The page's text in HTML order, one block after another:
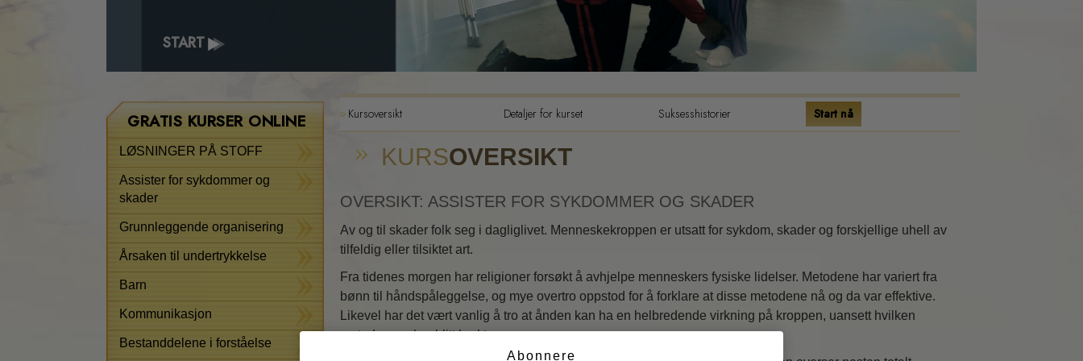
Tilværelsens dynamikker
Den emosjonelle toneskalaen
Grunnelementene i PR
Hvordan løse konflikter
Løsninger for et farlig miljø
Siktemål og mål
START
Kursoversikt Detaljer for kurset Suksesshistorier Start nå
KURSOVERSIKT
OVERSIKT: ASSISTER FOR SYKDOMMER OG SKADER
Av og til skader folk seg i dagliglivet. Menneskekroppen er utsatt for sykdom, skader og forskjellige uhell av
tilfeldig eller tilsiktet art.
Fra tidenes morgen har religioner forsøkt å avhjelpe menneskers fysiske lidelser. Metodene har variert fra
bønn til håndspåleggelse, og mye overtro oppstod for å forklare at disse metodene nå og da var effektive.
Likevel har det vært vanlig å tro at ånden kan ha en helbredende virkning på kroppen, uansett hvilken
metode som har blitt brukt.
GRATIS KURSER ONLINE
LØSNINGER PÅ STOFF
Assister for sykdommer og
skader
Grunnleggende organisering
Årsaken til undertrykkelse
Barn
Kommunikasjon
Bestanddelene i forståelse
Abonnere